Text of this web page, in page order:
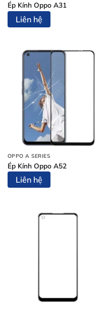
Ép Kính Oppo A31
Liên hệ
OPPO A SERIES
Ép Kính Oppo A52
Liên hệ